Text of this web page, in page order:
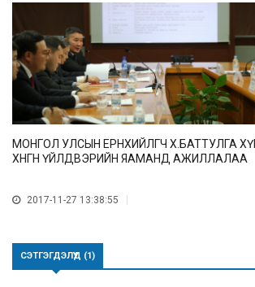
МОНГОЛ УЛСЫН ЕРӨНХИЙЛӨГЧ Х.БАТТУЛГА
ХӨНГӨН ҮЙЛДВЭРИЙН ЯАМАНД АЖИЛЛАЛАА
2017-11-27 13:38:55
СЭТГЭГДЭЛҮҮД (1)